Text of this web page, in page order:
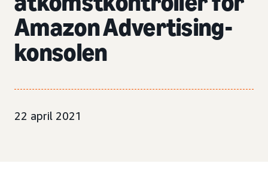
Amazon Advertising-
konsolen
22 april 2021